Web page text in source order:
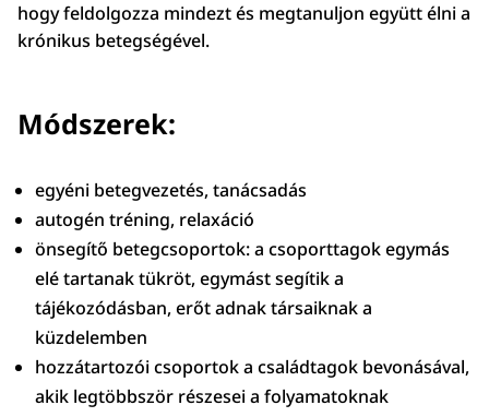
hogy feldolgozza mindezt és megtanuljon együtt élni a
krónikus betegségével.
Módszerek:
egyéni betegvezetés, tanácsadás
autogén tréning, relaxáció
önsegítő betegcsoportok: a csoporttagok egymás
elé tartanak tükröt, egymást segítik a
tájékozódásban, erőt adnak társaiknak a
küzdelemben
hozzátartozói csoportok a családtagok bevonásával,
akik legtöbbször részesei a folyamatoknak